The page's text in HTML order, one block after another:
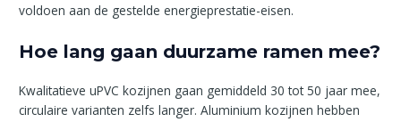
voldoen aan de gestelde energieprestatie-eisen.
Hoe lang gaan duurzame ramen mee?
Kwalitatieve uPVC kozijnen gaan gemiddeld 30 tot 50 jaar mee,
circulaire varianten zelfs langer. Aluminium kozijnen hebben